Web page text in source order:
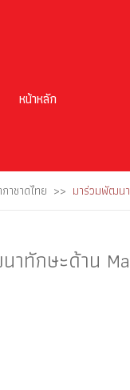
หน้าหลัก
าชาดไทย มาร่วมพัฒน
าทักษะด้าน